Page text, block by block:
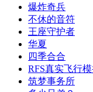
爆炸奇兵
不休的音符
王座守护者
华夏
四季合合
RFS真实飞行
筑梦事务所